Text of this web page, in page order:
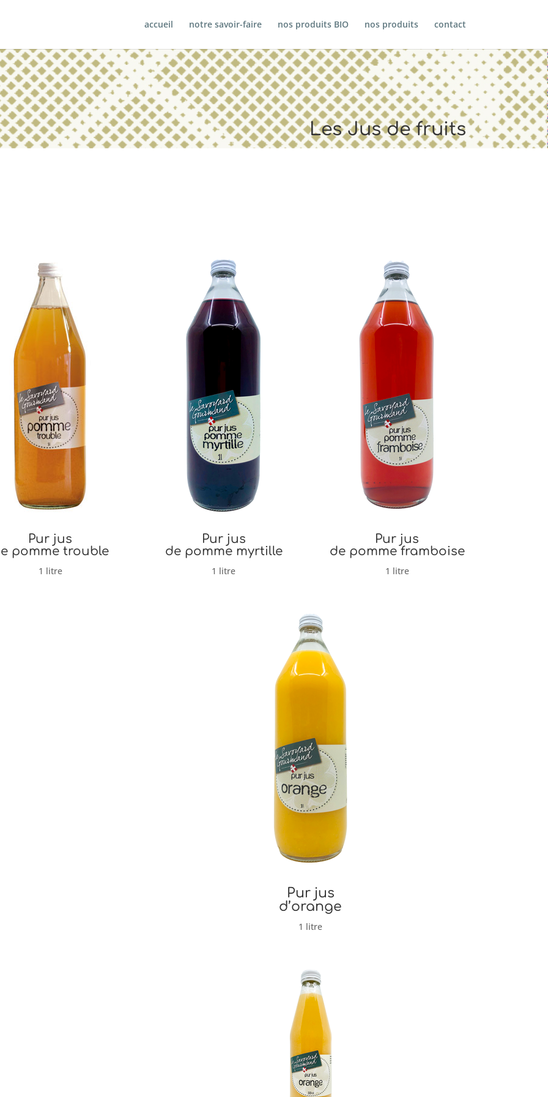
accueil notre savoir-faire nos produits BIO nos produits contact
Les Jus de fruits
Pur jus
pomme trouble
1 litre
Pur jus
de pomme myrtille
1 litre
Pur jus
de pomme framboise
1 litre
Pur jus
d’orange
1 litre